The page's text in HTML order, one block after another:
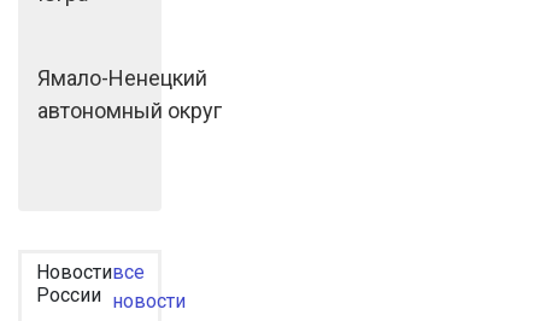
Ямало-Ненецкий
автономный округ
Новости
России
все
новости